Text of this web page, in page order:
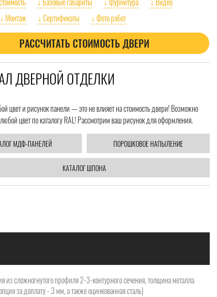
↓ Монтаж ↓ Сертификаты ↓ Фото работ
РАССЧИТАТЬ СТОИМОСТЬ ДВЕРИ
ДВЕРНОЙ ОТДЕЛКИ
цвет и рисунок панели — это не влияет на стоимость двери! Возможно
цвет по каталогу RAL! Рассмотрим ваш рисунок для оформления.
МДФ-ПАНЕЛЕЙ ПОРОШКОВОЕ НАПЫЛЕНИЕ
КАТАЛОГ ШПОНА
из сложногнутого профиля 2-3-контурного сечения, толщина металла
за доплату - 3 мм, а также оцинкованная сталь)